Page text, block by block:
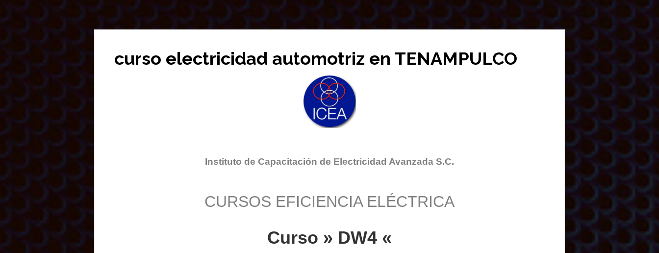
curso electricidad automotriz en TENAMPULCO
Instituto de Capacitación de Electricidad Avanzada S.C.
CURSOS EFICIENCIA ELÉCTRICA
Curso » DW4 «